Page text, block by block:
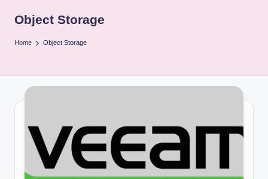
Object Storage
Home Object Storage